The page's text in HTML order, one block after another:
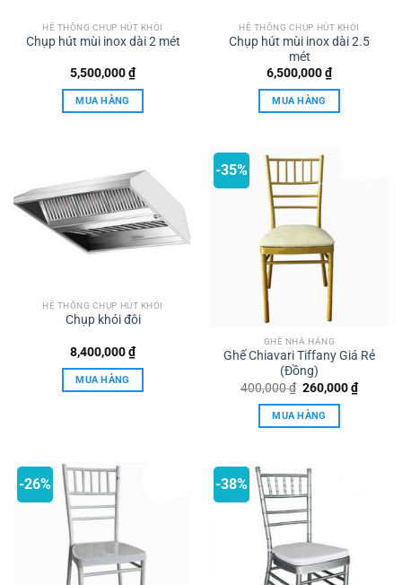
HỆ THỐNG CHỤP HÚT KHÓI
Chụp hút mùi inox dài 2 mét
5,500,000₫
MUA HÀNG
HỆ THỐNG CHỤP HÚT KHÓI
Chụp hút mùi inox dài 2.5
mét
6,500,000₫
MUA HÀNG
HỆ THỐNG CHỤP HÚT KHÓI
Chụp khói đôi
8,400,000₫
MUA HÀNG
-35%
GHẾ NHÀ HÀNG
Ghế Chiavari Tiffany Giá Rẻ
(Đồng)
400,000₫ Giá
là:
400,000 ₫.
260,000₫Giá
hiện
MUA HÀNG
-26% -38%